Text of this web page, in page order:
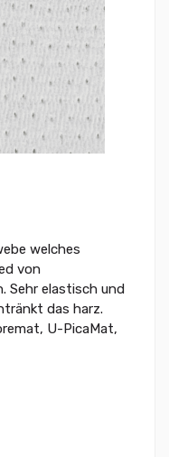
welches
von
Sehr elastisch und
das harz.
U-PicaMat,